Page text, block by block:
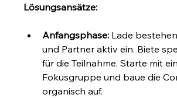
Lösungsansätze:
Anfangsphase: Lade
und Partner aktiv ein. Biete
für die Teilnahme. Starte mit
Fokusgruppe und baue die
organisch auf.